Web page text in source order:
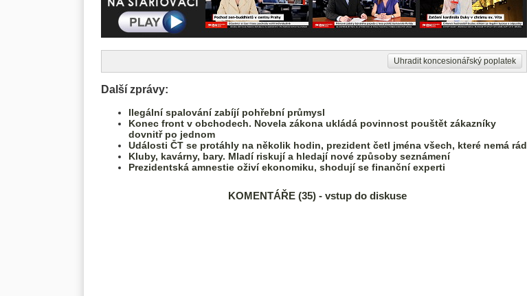
Uhradit koncesionářský poplatek
Další zprávy:
Ilegální spalování zabíjí pohřební průmysl
Konec front v obchodech. Novela zákona ukládá povinnost pouštět zákazníky
dovnitř po jednom
Události ČT se protáhly na několik hodin, prezident četl jména všech, které nemá rád
Kluby, kavárny, bary. Mladí riskují a hledají nové způsoby seznámení
Prezidentská amnestie oživí ekonomiku, shodují se finanční experti
KOMENTÁŘE (35) - vstup do diskuse